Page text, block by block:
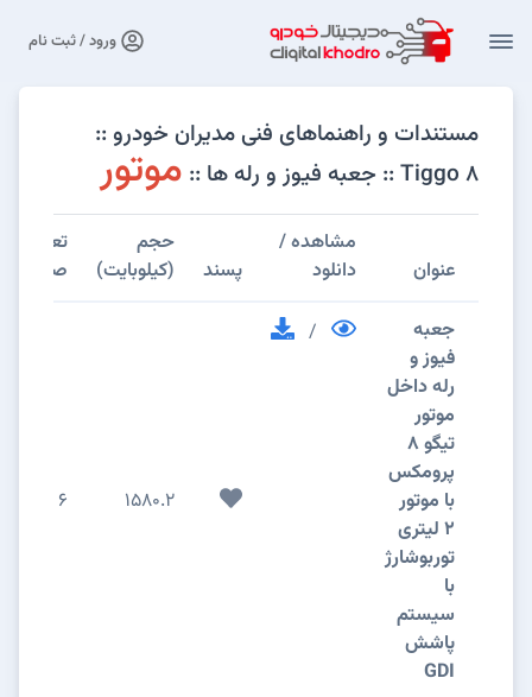
ورود / ثبت نام
مستندات و راهنماهای فنی مدیران خودرو ::
Tiggo 8 :: جعبه فیوز و رله ها ::
موتور
عنوان
مشاهده /
دانلود
پسند
حجم
(کیلوبایت)
تعداد
صفحات
جعبه
فیوز و
رله داخل
موتور
تیگو 8
پرومکس
با موتور
2 لیتری
توربوشارژ
با
سیستم
پاشش
GDI
/
1580.2
6